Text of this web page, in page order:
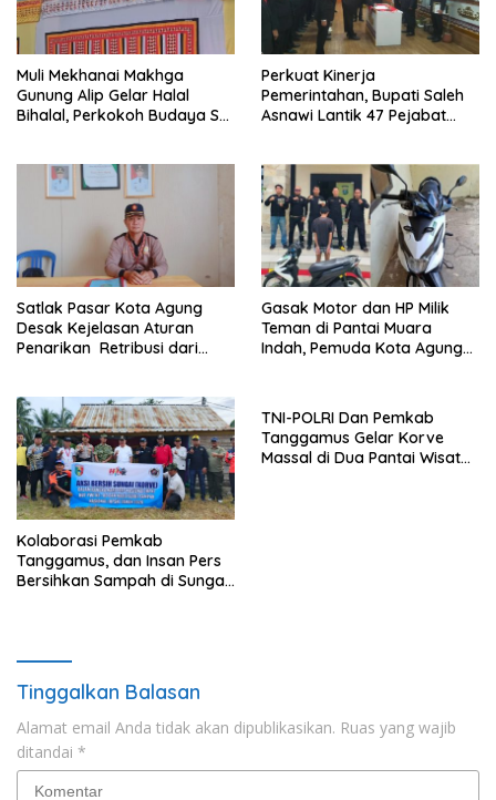
Muli Mekhanai Makhga
Gunung Alip Gelar Halal
Bihalal, Perkokoh Budaya Sai
Perkuat Kinerja
Pemerintahan, Bupati Saleh
Asnawi Lantik 47 Pejabat
Satlak Pasar Kota Agung
Desak Kejelasan Aturan
Penarikan Retribusi dari
Gasak Motor dan HP Milik
Teman di Pantai Muara
Indah, Pemuda Kota Agung
Kolaborasi Pemkab
Tanggamus, dan Insan Pers
Bersihkan Sampah di Sungai
TNI-POLRI Dan Pemkab
Tanggamus Gelar Korve
Massal di Dua Pantai Wisata
Tinggalkan Balasan
Alamat email Anda tidak akan dipublikasikan. Ruas yang wajib
ditandai *